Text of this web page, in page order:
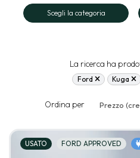
Scegli la categoria
La ricerca ha
Ford Kuga
Ordina per Prezzo
USATO FORD APPROVED